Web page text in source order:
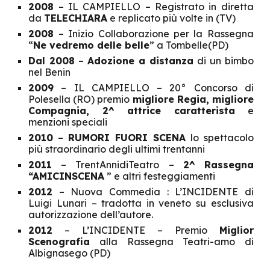
2008 – IL CAMPIELLO – Registrato in diretta
da TELECHIARA e replicato più volte in (TV)
2008 – Inizio Collaborazione per la Rassegna
“Ne vedremo delle belle” a Tombelle(PD)
Dal 2008 –Adozione a distanza di un bimbo
nel Benin
2009 – IL CAMPIELLO – 20° Concorso di
Polesella (RO) premio migliore Regia, migliore
Compagnia, 2^ attrice caratterista e
menzioni speciali
2010 – RUMORI FUORI SCENAlo spettacolo
più straordinario degli ultimi trentanni
2011 – TrentAnnidiTeatro – 2^ Rassegna
“AMICINSCENA ” e altri festeggiamenti
2012 – Nuova Commedia : L’INCIDENTE di
Luigi Lunari – tradotta in veneto su esclusiva
autorizzazione dell’autore.
2012 – L’INCIDENTE – Premio Miglior
Scenografia alla Rassegna Teatri-amo di
Albignasego (PD)